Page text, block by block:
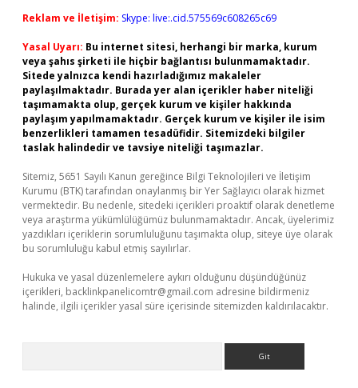
Reklam ve İletişim: Skype: live:.cid.575569c608265c69
Yasal Uyarı: Bu internet sitesi, herhangi bir marka, kurum
veya şahıs şirketi ile hiçbir bağlantısı bulunmamaktadır.
Sitede yalnızca kendi hazırladığımız makaleler
paylaşılmaktadır. Burada yer alan içerikler haber niteliği
taşımamakta olup, gerçek kurum ve kişiler hakkında
paylaşım yapılmamaktadır. Gerçek kurum ve kişiler ile isim
benzerlikleri tamamen tesadüfidir. Sitemizdeki bilgiler
taslak halindedir ve tavsiye niteliği taşımazlar.
Sitemiz, 5651 Sayılı Kanun gereğince Bilgi Teknolojileri ve İletişim
Kurumu (BTK) tarafından onaylanmış bir Yer Sağlayıcı olarak hizmet
vermektedir. Bu nedenle, sitedeki içerikleri proaktif olarak denetleme
veya araştırma yükümlülüğümüz bulunmamaktadır. Ancak, üyelerimiz
yazdıkları içeriklerin sorumluluğunu taşımakta olup, siteye üye olarak
bu sorumluluğu kabul etmiş sayılırlar.
Hukuka ve yasal düzenlemelere aykırı olduğunu düşündüğünüz
içerikleri, backlinkpanelicomtr@gmail.com adresine bildirmeniz
halinde, ilgili içerikler yasal süre içerisinde sitemizden kaldırılacaktır.